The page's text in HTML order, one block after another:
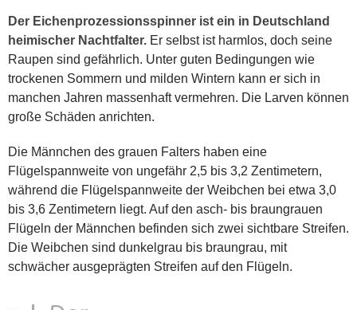
Der Eichenprozessionsspinner ist ein in Deutschland
heimischer Nachtfalter. Er selbst ist harmlos, doch seine
Raupen sind gefährlich. Unter guten Bedingungen wie
trockenen Sommern und milden Wintern kann er sich in
manchen Jahren massenhaft vermehren. Die Larven können
große Schäden anrichten.
Die Männchen des grauen Falters haben eine
Flügelspannweite von ungefähr 2,5 bis 3,2 Zentimetern,
während die Flügelspannweite der Weibchen bei etwa 3,0
bis 3,6 Zentimetern liegt. Auf den asch- bis braungrauen
Flügeln der Männchen befinden sich zwei sichtbare Streifen.
Die Weibchen sind dunkelgrau bis braungrau, mit
schwächer ausgeprägten Streifen auf den Flügeln.